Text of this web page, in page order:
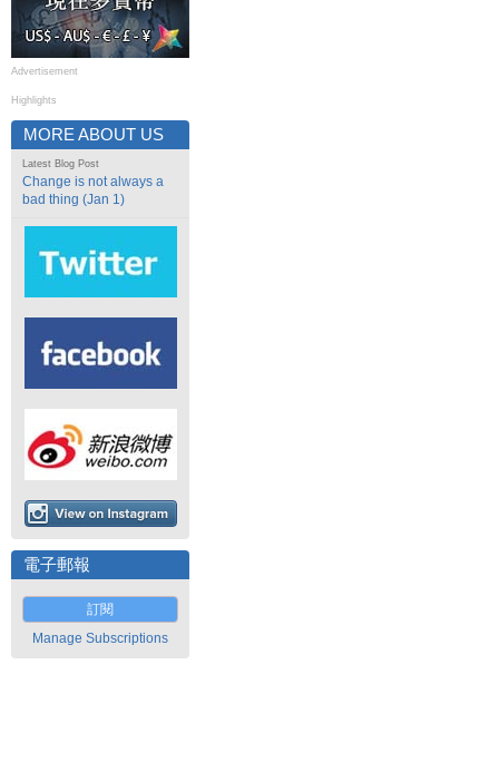
Advertisement
Highlights
MORE ABOUT US
Latest Blog Post
Change is not always a
bad thing (Jan 1)
電子郵報
訂閱
Manage Subscriptions